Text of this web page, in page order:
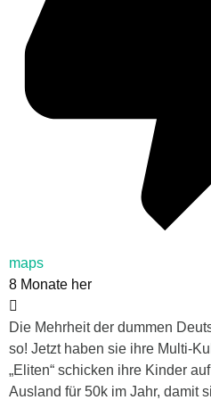
maps
8 Monate her
Die Mehrheit der dummen
so! Jetzt haben sie ihre Multi-
„Eliten“ schicken ihre Kinder
Ausland für 50k im Jahr, damit